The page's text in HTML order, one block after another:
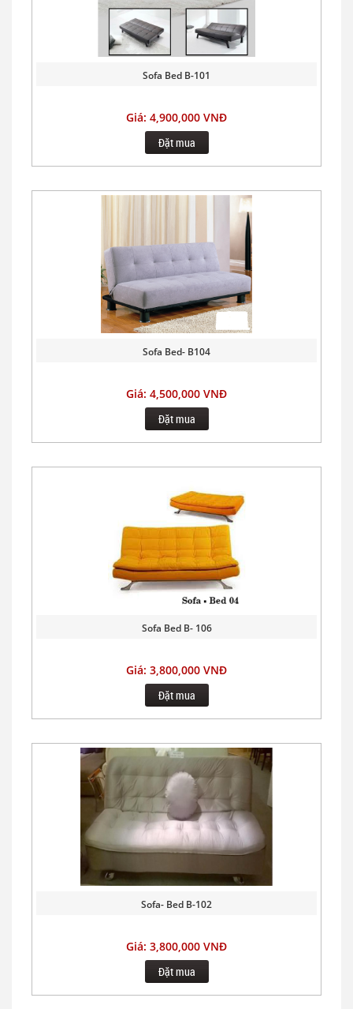
Sofa Bed B-101
Giá: 4,900,000 VNĐ
Đặt mua
Sofa Bed- B104
Giá: 4,500,000 VNĐ
Đặt mua
Sofa Bed B- 106
Giá: 3,800,000 VNĐ
Đặt mua
Sofa- Bed B-102
Giá: 3,800,000 VNĐ
Đặt mua